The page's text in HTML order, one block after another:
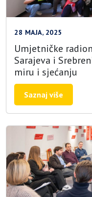
28 MAJA, 2025
Umjetničke
Sarajeva i
miru i sjećanju
Saznaj više